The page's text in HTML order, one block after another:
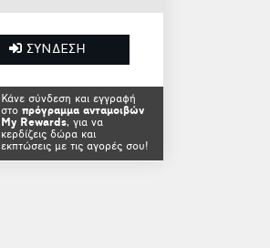
ΣΥΝΔΕΣΗ
Κάνε σύνδεση και εγγραφή
στο πρόγραμμα ανταμοιβών
My Rewards, για να
κερδίζεις δώρα και
εκπτώσεις με τις αγορές σου!